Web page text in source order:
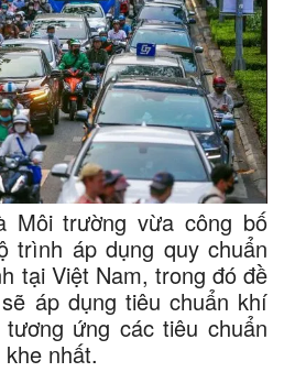
Môi trường vừa công bố
trình áp dụng quy chuẩn
tại Việt Nam, trong đó đề
áp dụng tiêu chuẩn khí
ứng các tiêu chuẩn
nhất.